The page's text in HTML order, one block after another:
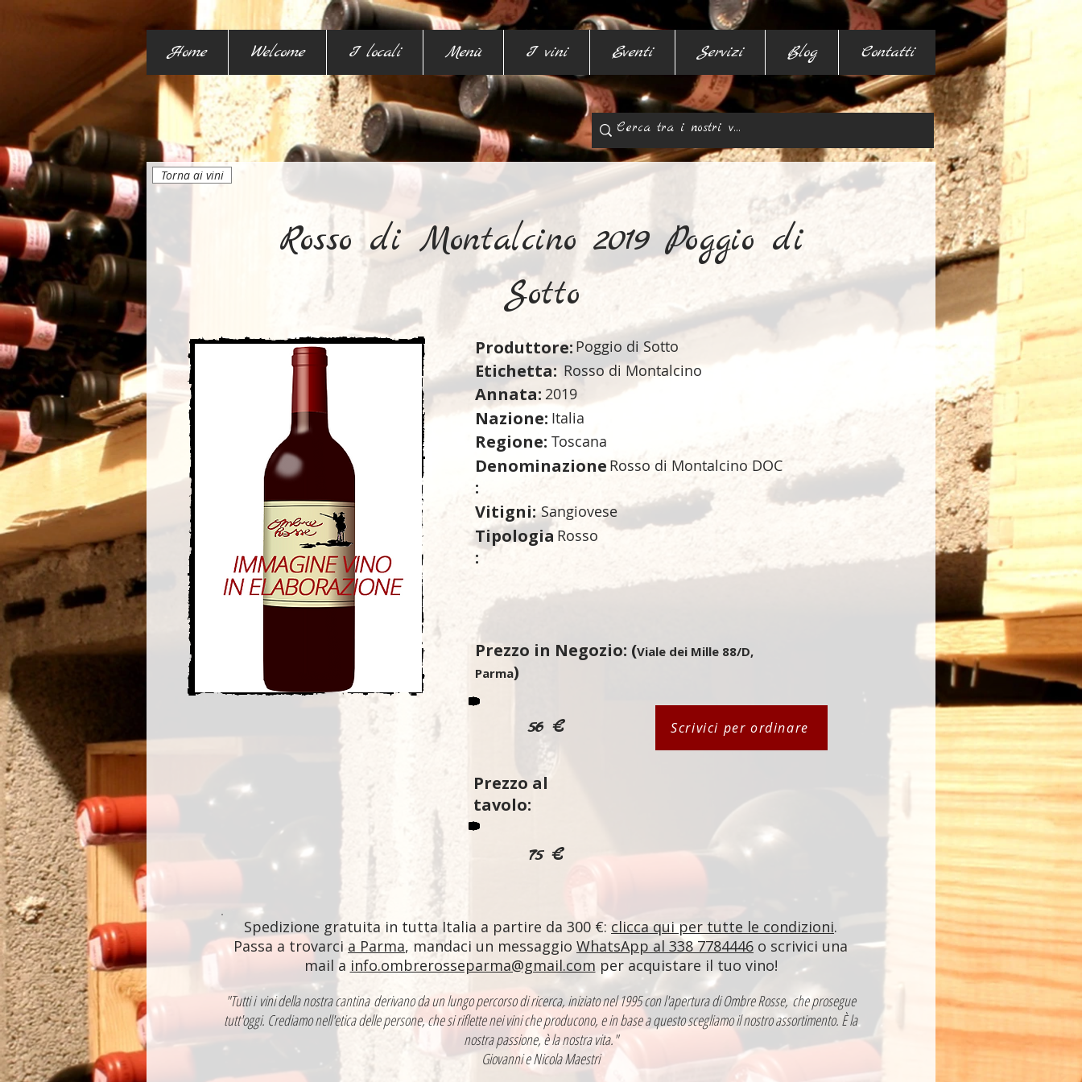
Home Welcome I locali Menù I vini Eventi Servizi Blog Contatti
Torna ai vini
Rosso di Montalcino 2019 Poggio di
Sotto
Produttore:Poggio di Sotto
Etichetta: Rosso di Montalcino
Annata: 2019
Nazione: Italia
Regione: Toscana
Denominazione
:
Rosso di Montalcino DOC
Vitigni: Sangiovese
Tipologia
:
Rosso
Prezzo in Negozio: (Viale dei Mille 88/D,
Parma)
56 € Scrivici per ordinare
Prezzo al
tavolo:
75 €
Spedizione gratuita in tutta Italia a partire da 300 €: clicca qui per tutte le condizioni.
Passa a trovarci a Parma, mandaci un messaggio WhatsApp al 338 7784446 o scrivici una
mail a info.ombrerosseparma@gmail.com per acquistare il tuo vino!
"Tutti i vini della nostra cantina derivano da un lungo percorso di ricerca, iniziato nel 1995 con l'apertura di Ombre Rosse, che prosegue
tutt'oggi. Crediamo nell'etica delle persone, che si riflette nei vini che producono, e in base a questo scegliamo il nostro assortimento. È la
nostra passione, è la nostra vita."
Giovanni e Nicola Maestri